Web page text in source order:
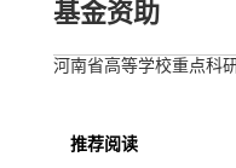
基金资助
河南省高等学校重点科